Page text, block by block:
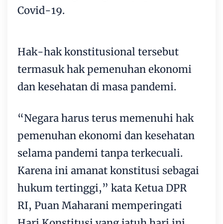
Covid-19.
Hak-hak konstitusional tersebut
termasuk hak pemenuhan ekonomi
dan kesehatan di masa pandemi.
“Negara harus terus memenuhi hak
pemenuhan ekonomi dan kesehatan
selama pandemi tanpa terkecuali.
Karena ini amanat konstitusi sebagai
hukum tertinggi,” kata Ketua DPR
RI, Puan Maharani memperingati